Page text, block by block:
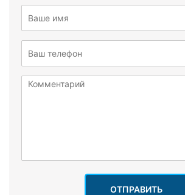
ОТПРАВИТЬ